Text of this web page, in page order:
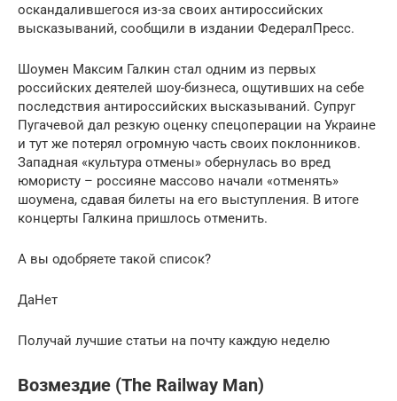
оскандалившегося из-за своих антироссийских
высказываний, сообщили в издании ФедералПресс.
Шоумен Максим Галкин стал одним из первых
российских деятелей шоу-бизнеса, ощутивших на себе
последствия антироссийских высказываний. Супруг
Пугачевой дал резкую оценку спецоперации на Украине
и тут же потерял огромную часть своих поклонников.
Западная «культура отмены» обернулась во вред
юмористу – россияне массово начали «отменять»
шоумена, сдавая билеты на его выступления. В итоге
концерты Галкина пришлось отменить.
А вы одобряете такой список?
ДаНет
Получай лучшие статьи на почту каждую неделю
Возмездие (The Railway Man)